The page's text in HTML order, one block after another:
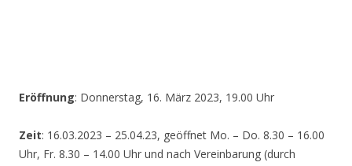
Eröffnung: Donnerstag, 16. März 2023, 19.00 Uhr
Zeit: 16.03.2023 – 25.04.23, geöffnet Mo. – Do. 8.30 – 16.00
Uhr, Fr. 8.30 – 14.00 Uhr und nach Vereinbarung (durch